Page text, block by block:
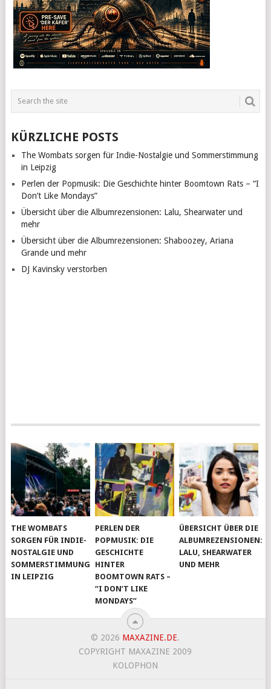
KÜRZLICHE POSTS
The Wombats sorgen für Indie-Nostalgie und Sommerstimmung
in Leipzig
Perlen der Popmusik: Die Geschichte hinter Boomtown Rats – “I
Don’t Like Mondays”
Übersicht über die Albumrezensionen: Lalu, Shearwater und
mehr
Übersicht über die Albumrezensionen: Shaboozey, Ariana
Grande und mehr
DJ Kavinsky verstorben
THE WOMBATS
SORGEN FÜR INDIE-
NOSTALGIE UND
SOMMERSTIMMUNG
IN LEIPZIG
PERLEN DER
POPMUSIK: DIE
GESCHICHTE
HINTER
BOOMTOWN RATS –
“I DON’T LIKE
MONDAYS”
ÜBERSICHT ÜBER DIE
ALBUMREZENSIONEN:
LALU, SHEARWATER
UND MEHR
© 2026 MAXAZINE.DE.
COPYRIGHT MAXAZINE 2009
KOLOPHON